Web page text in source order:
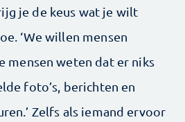
je de keus wat je wilt
‘We willen mensen
weten dat er niks
foto’s, berichten en
Zelfs als iemand ervoor